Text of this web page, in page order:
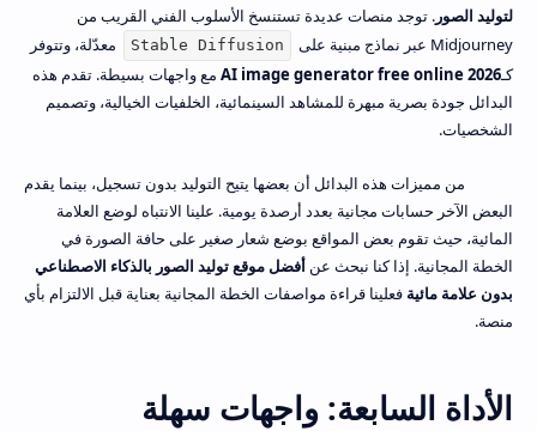
لتوليد الصور . توجد منصات عديدة تستنسخ الأسلوب الفني القريب من
Midjourney عبر نماذج مبنية على
Stable Diffusion
معدّلة، وتتوفر
كـAI image generator free online 2026 مع واجهات بسيطة. تقدم هذه
البدائل جودة بصرية مبهرة للمشاهد السينمائية، الخلفيات الخيالية، وتصميم
الشخصيات.
من مميزات هذه البدائل أن بعضها يتيح التوليد بدون تسجيل، بينما يقدم
البعض الآخر حسابات مجانية بعدد أرصدة يومية. علينا الانتباه لوضع العلامة
المائية، حيث تقوم بعض المواقع بوضع شعار صغير على حافة الصورة في
الخطة المجانية. إذا كنا نبحث عن أفضل موقع توليد الصور بالذكاء الاصطناعي
بدون علامة مائية فعلينا قراءة مواصفات الخطة المجانية بعناية قبل الالتزام بأي
منصة.
الأداة السابعة: واجهات سهلة